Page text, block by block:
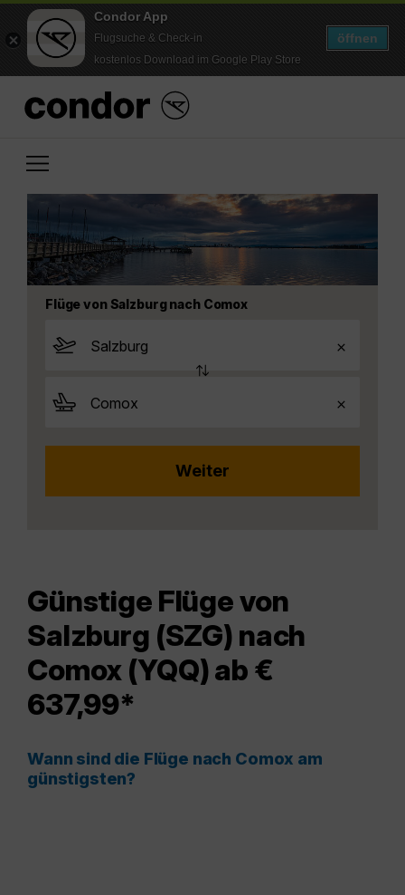
Condor App
Flugsuche & Check-in
kostenlos Download im Google Play Store
öffnen
Flüge von Salzburg nach Comox
Günstige Flüge von
Salzburg (SZG) nach
Comox (YQQ) ab €
637,99*
Wann sind die Flüge nach Comox am
günstigsten?